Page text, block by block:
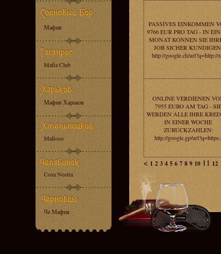
Мафия
Mafia Club
Мафия Харьков
Mafioso
Cosa Nostra
Че Мафия
PASSIVES EINKOMMEN
9766 EUR PRO TAG - IN
MONAT KONNEN SIE
JOB SICHER
http://google.ch/url?q=http://
ONLINE VERDIENEN
7955 EURO AM TAG -
WERDEN ALLE IHRE
IN EINER WOCHE
ZURUCKZAHLEN:
http://google.gp/
< 1 2 3 4 5 6 7 8 9 10 11 12